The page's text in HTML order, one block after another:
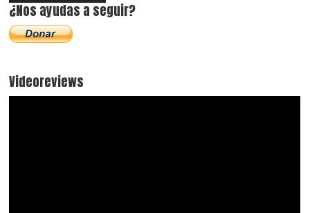
¿Nos ayudas a seguir?
Videoreviews